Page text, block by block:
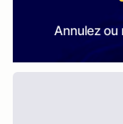
Annulez ou